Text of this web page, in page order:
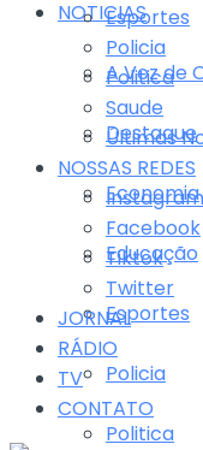
NOTICIAS
A Voz de
Destaque
Economia
Educação
Esportes
Policia
Politica
Esportes
Policia
Politica
Saude
Últimas
NOSSAS REDES
Instagram
Facebook
Tiktok
Twitter
JORNAL
RÁDIO
TV
CONTATO